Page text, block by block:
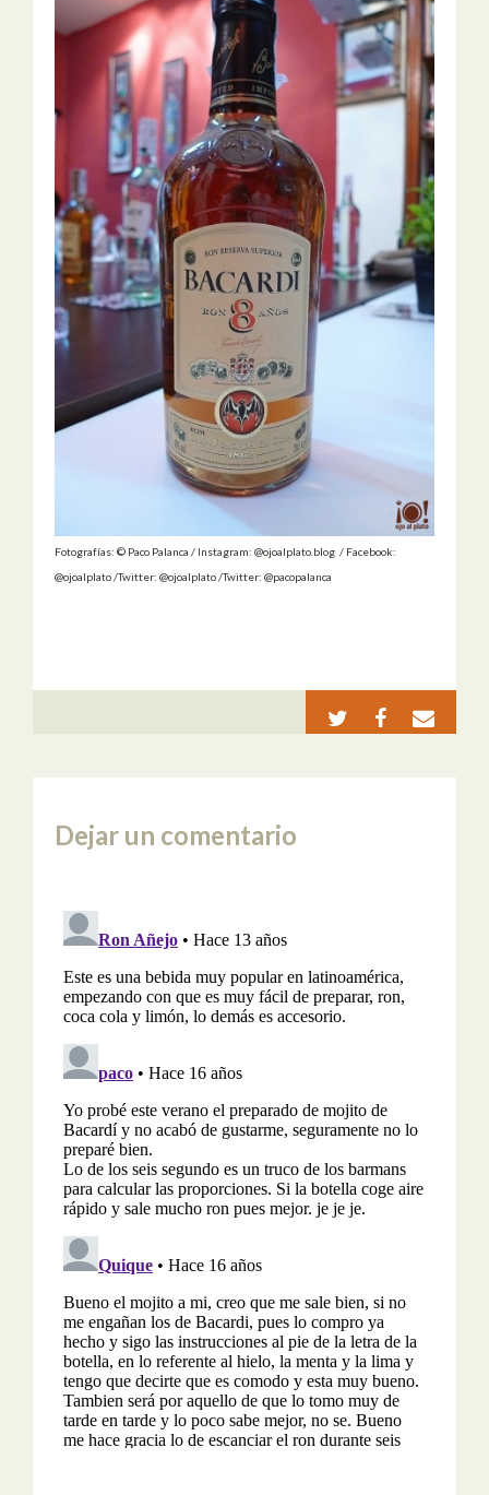
Fotografías: © Paco Palanca / Instagram: @ojoalplato.blog / Facebook:
@ojoalplato /Twitter: @ojoalplato /Twitter: @pacopalanca
Dejar un comentario